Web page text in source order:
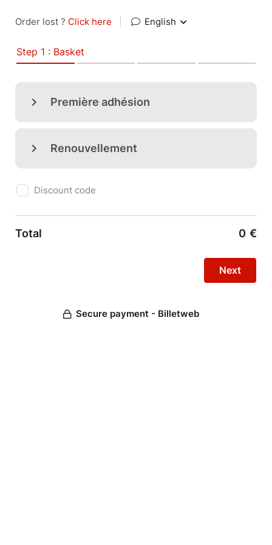
Order lost ? Click here English
Step 1 : Basket
Première adhésion
Renouvellement
Discount code
Total 0 €
Secure payment - Billetweb